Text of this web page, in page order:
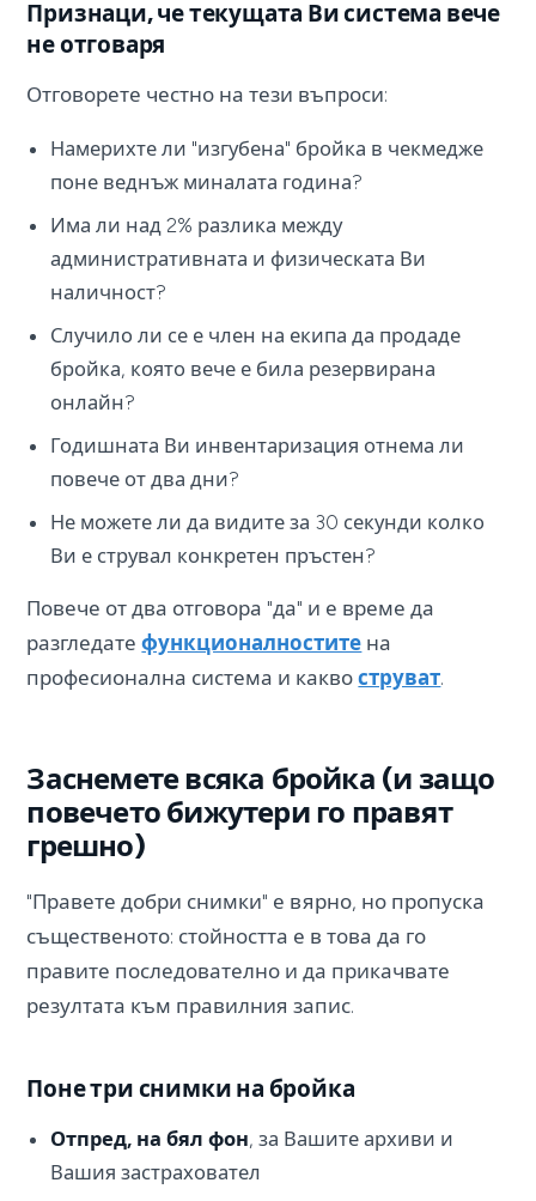
Признаци, че текущата Ви система вече
не отговаря
Отговорете честно на тези въпроси:
Намерихте ли "изгубена" бройка в чекмедже
поне веднъж миналата година?
Има ли над 2% разлика между
административната и физическата Ви
наличност?
Случило ли се е член на екипа да продаде
бройка, която вече е била резервирана
онлайн?
Годишната Ви инвентаризация отнема ли
повече от два дни?
Не можете ли да видите за 30 секунди колко
Ви е струвал конкретен пръстен?
Повече от два отговора "да" и е време да
разгледатефункционалностите на
професионална система и каквоструват.
Заснемете всяка бройка (и защо
повечето бижутери го правят
грешно)
"Правете добри снимки" е вярно, но пропуска
същественото: стойността е в това да го
правите последователно и да прикачвате
резултата към правилния запис.
Поне три снимки на бройка
Отпред, на бял фон, за Вашите архиви и
Вашия застраховател